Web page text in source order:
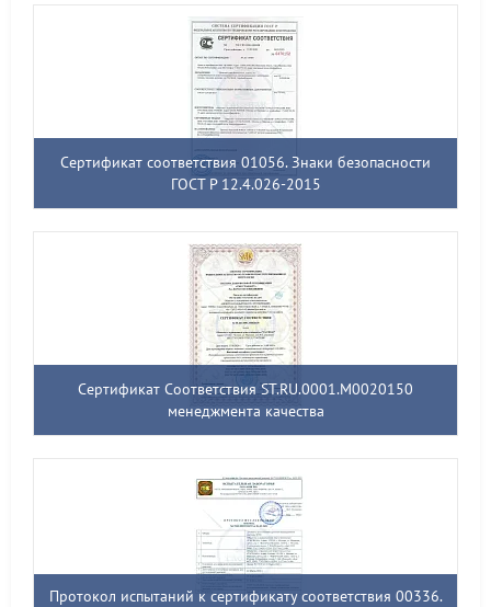
Сертификат соответствия 01056. Знаки безопасности
ГОСТ Р 12.4.026-2015
Сертификат Соответствия ST.RU.0001.M0020150
менеджмента качества
Протокол испытаний к сертификату соответствия 00336.